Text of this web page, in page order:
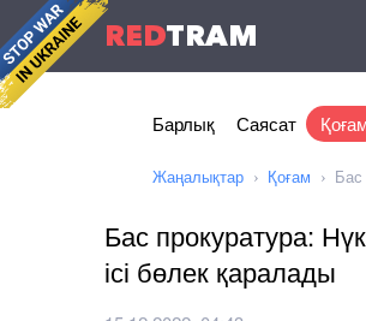
REDTRAM
Барлық Саясат
Жаңалықтар Қоғам Бас
Бас прокуратура:
ісі бөлек қаралады